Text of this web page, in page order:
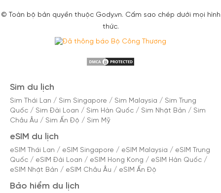
© Toàn bộ bản quyền thuộc Gody.vn. Cấm sao chép dưới mọi hình
thức.
Sim du lịch
Sim Thái Lan / Sim Singapore / Sim Malaysia / Sim Trung
Quốc / Sim Đài Loan / Sim Hàn Quốc / Sim Nhật Bản / Sim
Châu Âu / Sim Ấn Độ / Sim Mỹ
eSIM du lịch
eSIM Thái Lan / eSIM Singapore / eSIM Malaysia / eSIM Trung
Quốc / eSIM Đài Loan / eSIM Hong Kong / eSIM Hàn Quốc /
eSIM Nhật Bản / eSIM Châu Âu / eSIM Ấn Độ
Bảo hiểm du lịch